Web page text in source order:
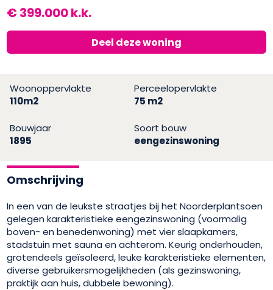
€ 399.000 k.k.
Deel deze woning
Woonoppervlakte
110m2
Perceelopervlakte
75 m2
Bouwjaar
1895
Soort bouw
eengezinswoning
Omschrijving
In een van de leukste straatjes bij het Noorderplantsoen
gelegen karakteristieke eengezinswoning (voormalig
boven- en benedenwoning) met vier slaapkamers,
stadstuin met sauna en achterom. Keurig onderhouden,
grotendeels geïsoleerd, leuke karakteristieke elementen,
diverse gebruikersmogelijkheden (als gezinswoning,
praktijk aan huis, dubbele bewoning).